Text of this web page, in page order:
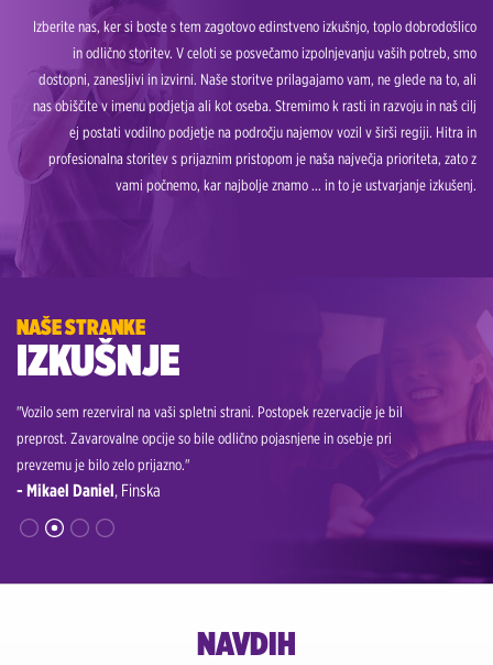
Izberite nas, ker si boste s tem zagotovo edinstveno izkušnjo, toplo dobrodošlico
in odlično storitev. V celoti se posvečamo izpolnjevanju vaših potreb, smo
dostopni, zanesljivi in izvirni. Naše storitve prilagajamo vam, ne glede na to, ali
nas obiščite v imenu podjetja ali kot oseba. Stremimo k rasti in razvoju in naš cilj
ej postati vodilno podjetje na področju najemov vozil v širši regiji. Hitra in
profesionalna storitev s prijaznim pristopom je naša največja prioriteta, zato z
vami počnemo, kar najbolje znamo ... in to je ustvarjanje izkušenj.
NAŠE STRANKE
IZKUŠNJE
"Vozilo sem rezerviral na vaši spletni strani. Postopek rezervacije je bil
preprost. Zavarovalne opcije so bile odlično pojasnjene in osebje pri
prevzemu je bilo zelo prijazno."
- Mikael Daniel, Finska
zelo
NAVDIH